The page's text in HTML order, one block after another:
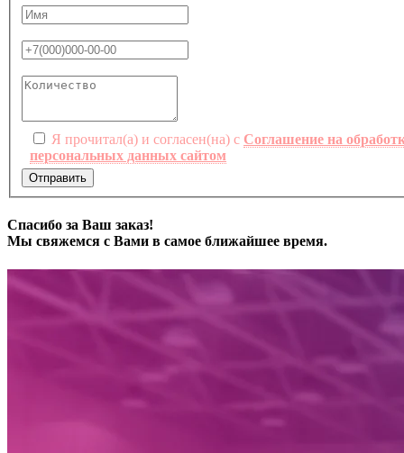
Я прочитал(а) и согласен(на) с Соглашение на
персональных данных сайтом
Отправить
Спасибо за Ваш заказ!
Мы свяжемся с Вами в самое ближайшее время.